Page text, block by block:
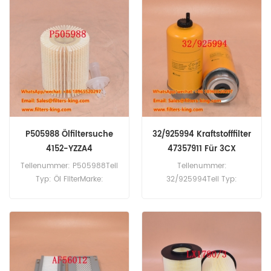
20 Stück
P505988 Ölfiltersuche
4152-YZZA4
Teilenummer: P505988Teil
Typ: Öl FilterMarke:
60 StückP505988 Ölfilter-
Land Cruiser 2008–2021,
32/925994 Kraftstofffilter
47357911 Für 3CX
Teilenummer:
32/925994Teil Typ:
47357911. Verwendung für
JCB 1400B 1550B 1600B